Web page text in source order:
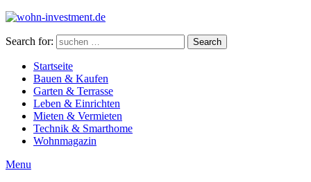
Search for: Search
Startseite
Bauen & Kaufen
Garten & Terrasse
Leben & Einrichten
Mieten & Vermieten
Technik & Smarthome
Wohnmagazin
Menu